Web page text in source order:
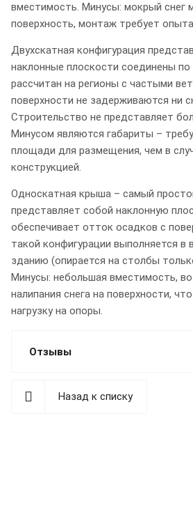
вместимость. Минусы: мокрый снег
поверхность, монтаж требует
Двухскатная конфигурация
наклонные плоскости соединены по
рассчитан на регионы с частыми
поверхности не задерживаются ни
Строительство не представляет
Минусом являются габариты –
площади для размещения, чем в
конструкцией.
Односкатная крыша – самый
представляет собой наклонную
обеспечивает отток осадков с
такой конфигурации выполняется в
зданию (опирается на столбы
Минусы: небольшая вместимость,
налипания снега на поверхности,
нагрузку на опоры.
Отзывы
Назад к списку